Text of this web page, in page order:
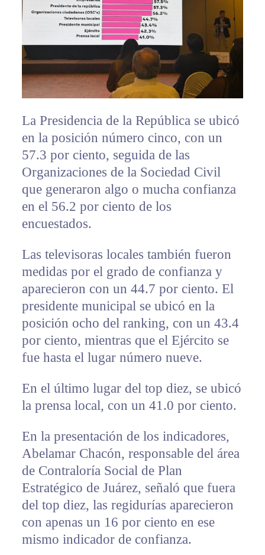
La Presidencia de la República se ubicó
en la posición número cinco, con un
57.3 por ciento, seguida de las
Organizaciones de la Sociedad Civil
que generaron algo o mucha confianza
en el 56.2 por ciento de los
encuestados.
Las televisoras locales también fueron
medidas por el grado de confianza y
aparecieron con un 44.7 por ciento. El
presidente municipal se ubicó en la
posición ocho del ranking, con un 43.4
por ciento, mientras que el Ejército se
fue hasta el lugar número nueve.
En el último lugar del top diez, se ubicó
la prensa local, con un 41.0 por ciento.
En la presentación de los indicadores,
Abelamar Chacón, responsable del área
de Contraloría Social de Plan
Estratégico de Juárez, señaló que fuera
del top diez, las regidurías aparecieron
con apenas un 16 por ciento en ese
mismo indicador de confianza.